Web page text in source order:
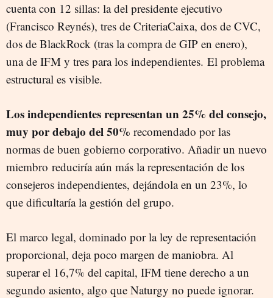
cuenta con 12 sillas: la del presidente ejecutivo
(Francisco Reynés), tres de CriteriaCaixa, dos de CVC,
dos de BlackRock (tras la compra de GIP en enero),
una de IFM y tres para los independientes. El problema
estructural es visible.
Los independientes representan un 25% del consejo,
muy por debajo del 50% recomendado por las
normas de buen gobierno corporativo. Añadir un nuevo
miembro reduciría aún más la representación de los
consejeros independientes, dejándola en un 23%, lo
que dificultaría la gestión del grupo.
El marco legal, dominado por la ley de representación
proporcional, deja poco margen de maniobra. Al
superar el 16,7% del capital, IFM tiene derecho a un
segundo asiento, algo que Naturgy no puede ignorar.